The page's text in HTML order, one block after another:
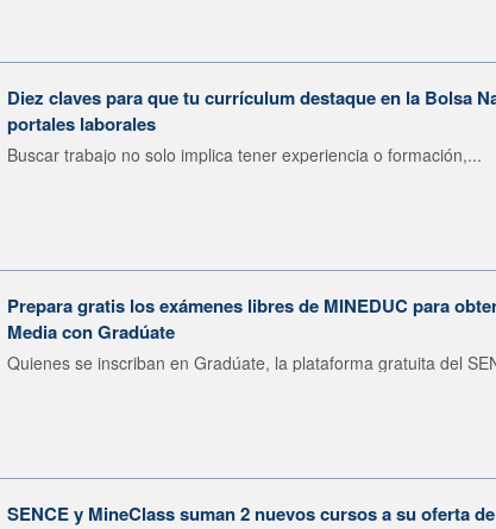
Diez claves para que tu currículum destaque en la Bolsa
portales laborales
Buscar trabajo no solo implica tener experiencia o formación,...
Prepara gratis los exámenes libres de MINEDUC para
Media con Gradúate
Quienes se inscriban en Gradúate, la plataforma gratuita del
SENCE y MineClass suman 2 nuevos cursos a su oferta